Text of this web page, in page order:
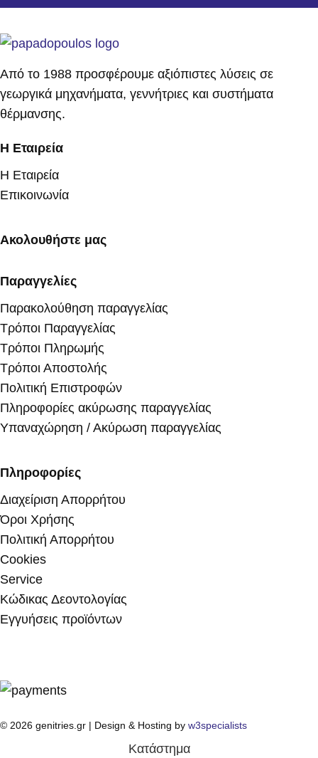
Από το 1988 προσφέρουμε αξιόπιστες λύσεις σε
γεωργικά μηχανήματα, γεννήτριες και συστήματα
θέρμανσης.
Η Εταιρεία
Η Εταιρεία
Επικοινωνία
Ακολουθήστε μας
Παραγγελίες
Παρακολούθηση παραγγελίας
Τρόποι Παραγγελίας
Τρόποι Πληρωμής
Τρόποι Αποστολής
Πολιτική Επιστροφών
Πληροφορίες ακύρωσης παραγγελίας
Υπαναχώρηση / Ακύρωση παραγγελίας
Πληροφορίες
Διαχείριση Απορρήτου
Όροι Χρήσης
Πολιτική Απορρήτου
Cookies
Service
Κώδικας Δεοντολογίας
Εγγυήσεις προϊόντων
© 2026 genitries.gr | Design & Hosting by w3specialists
Κατάστημα